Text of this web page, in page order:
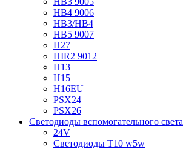
HB4 9006
HB3/HB4
HB5 9007
H27
HIR2 9012
H13
H15
H16EU
PSX24
PSX26
Светодиоды вспомогательного света
24V
Светодиоды T10 w5w